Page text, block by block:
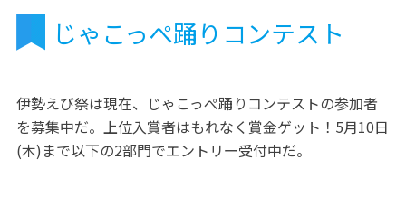
じゃこっぺ踊りコンテスト
伊勢えび祭は現在、じゃこっぺ踊りコンテストの参加者
を募集中だ。上位入賞者はもれなく賞金ゲット！5月10日
(木)まで以下の2部門でエントリー受付中だ。